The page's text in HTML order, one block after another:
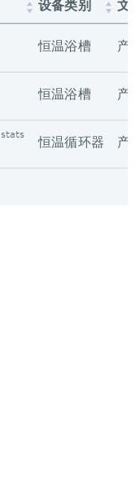
设备类别 文
恒温浴槽 产
恒温浴槽 产
恒温循环器 产